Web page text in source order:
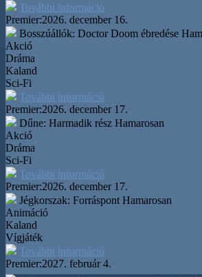
További információ
Premier:2026. december 16.
Bosszúállók: Doctor Doom ébredése
Akció
Dráma
Kaland
Sci-Fi
További információ
Premier:2026. december 17.
Dűne: Harmadik rész Hamarosan
Akció
Dráma
Sci-Fi
További információ
Premier:2026. december 17.
Jégkorszak: Forráspont Hamarosan
Animáció
Kaland
Vígjáték
További információ
Premier:2027. február 4.